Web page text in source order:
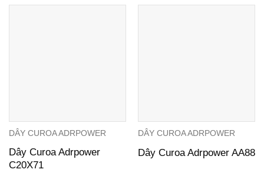
DÂY CUROA ADRPOWER
Dây Curoa Adrpower
C20X71
DÂY CUROA ADRPOWER
Dây Curoa Adrpower AA88